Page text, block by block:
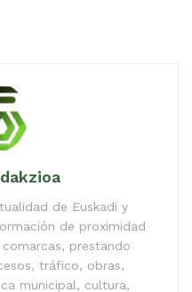
de Euskadi y
de proximidad
prestando
tráfico, obras,
municipal, cultura,